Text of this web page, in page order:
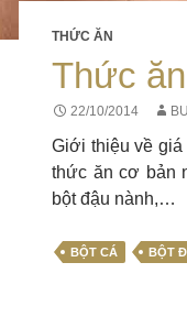
THỨC ĂN
Thức
22/10/2014 BUI
Giới thiệu về
thức ăn cơ bản
bột đậu nành,…
BỘT CÁ BỘT